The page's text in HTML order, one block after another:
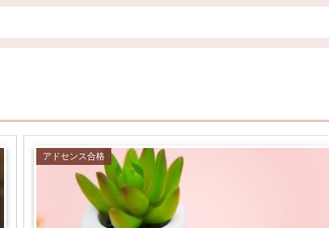
アドセンス合格